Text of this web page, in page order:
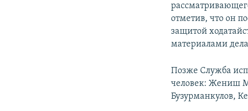
отметив, что он
защитой
материалами
Позже Служба
человек: Жениш
Бузурманкулов,